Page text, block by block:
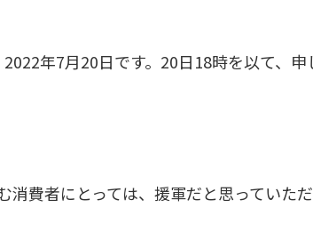
年7月20日です。20日18時を以て、申
費者にとっては、援軍だと思っていた